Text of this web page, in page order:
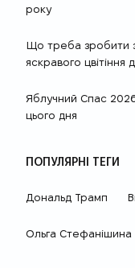
року
Що треба зробити
яскравого цвітіння
Яблучний Спас
цього дня
ПОПУЛЯРНІ ТЕГИ
Дональд Трамп
Ольга Стефанішина